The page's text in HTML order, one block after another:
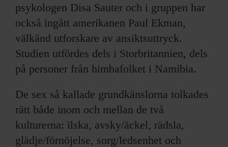
psykologen Disa Sauter och i gruppen har
också ingått amerikanen Paul Ekman,
välkänd utforskare av ansiktsuttryck.
Studien utfördes dels i Storbritannien, dels
på personer från himbafolket i Namibia.
De sex så kallade grundkänslorna tolkades
rätt både inom och mellan de två
kulturerna: ilska, avsky/äckel, rädsla,
glädje/förnöjelse, sorg/ledsenhet och